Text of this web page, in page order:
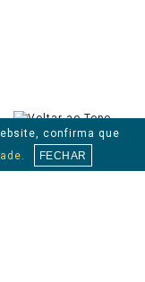
confirma que
FECHAR